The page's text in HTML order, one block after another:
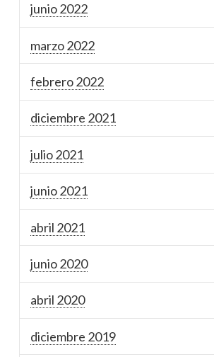
junio 2022
marzo 2022
febrero 2022
diciembre 2021
julio 2021
junio 2021
abril 2021
junio 2020
abril 2020
diciembre 2019